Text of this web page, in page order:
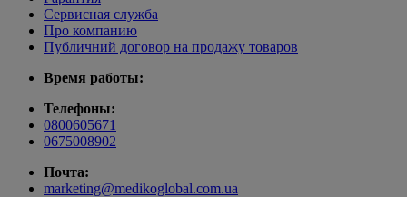
Сервисная служба
Про компанию
Публичний договор на продажу товаров
Время работы:
Телефоны:
0800605671
0675008902
Почта:
marketing@medikoglobal.com.ua